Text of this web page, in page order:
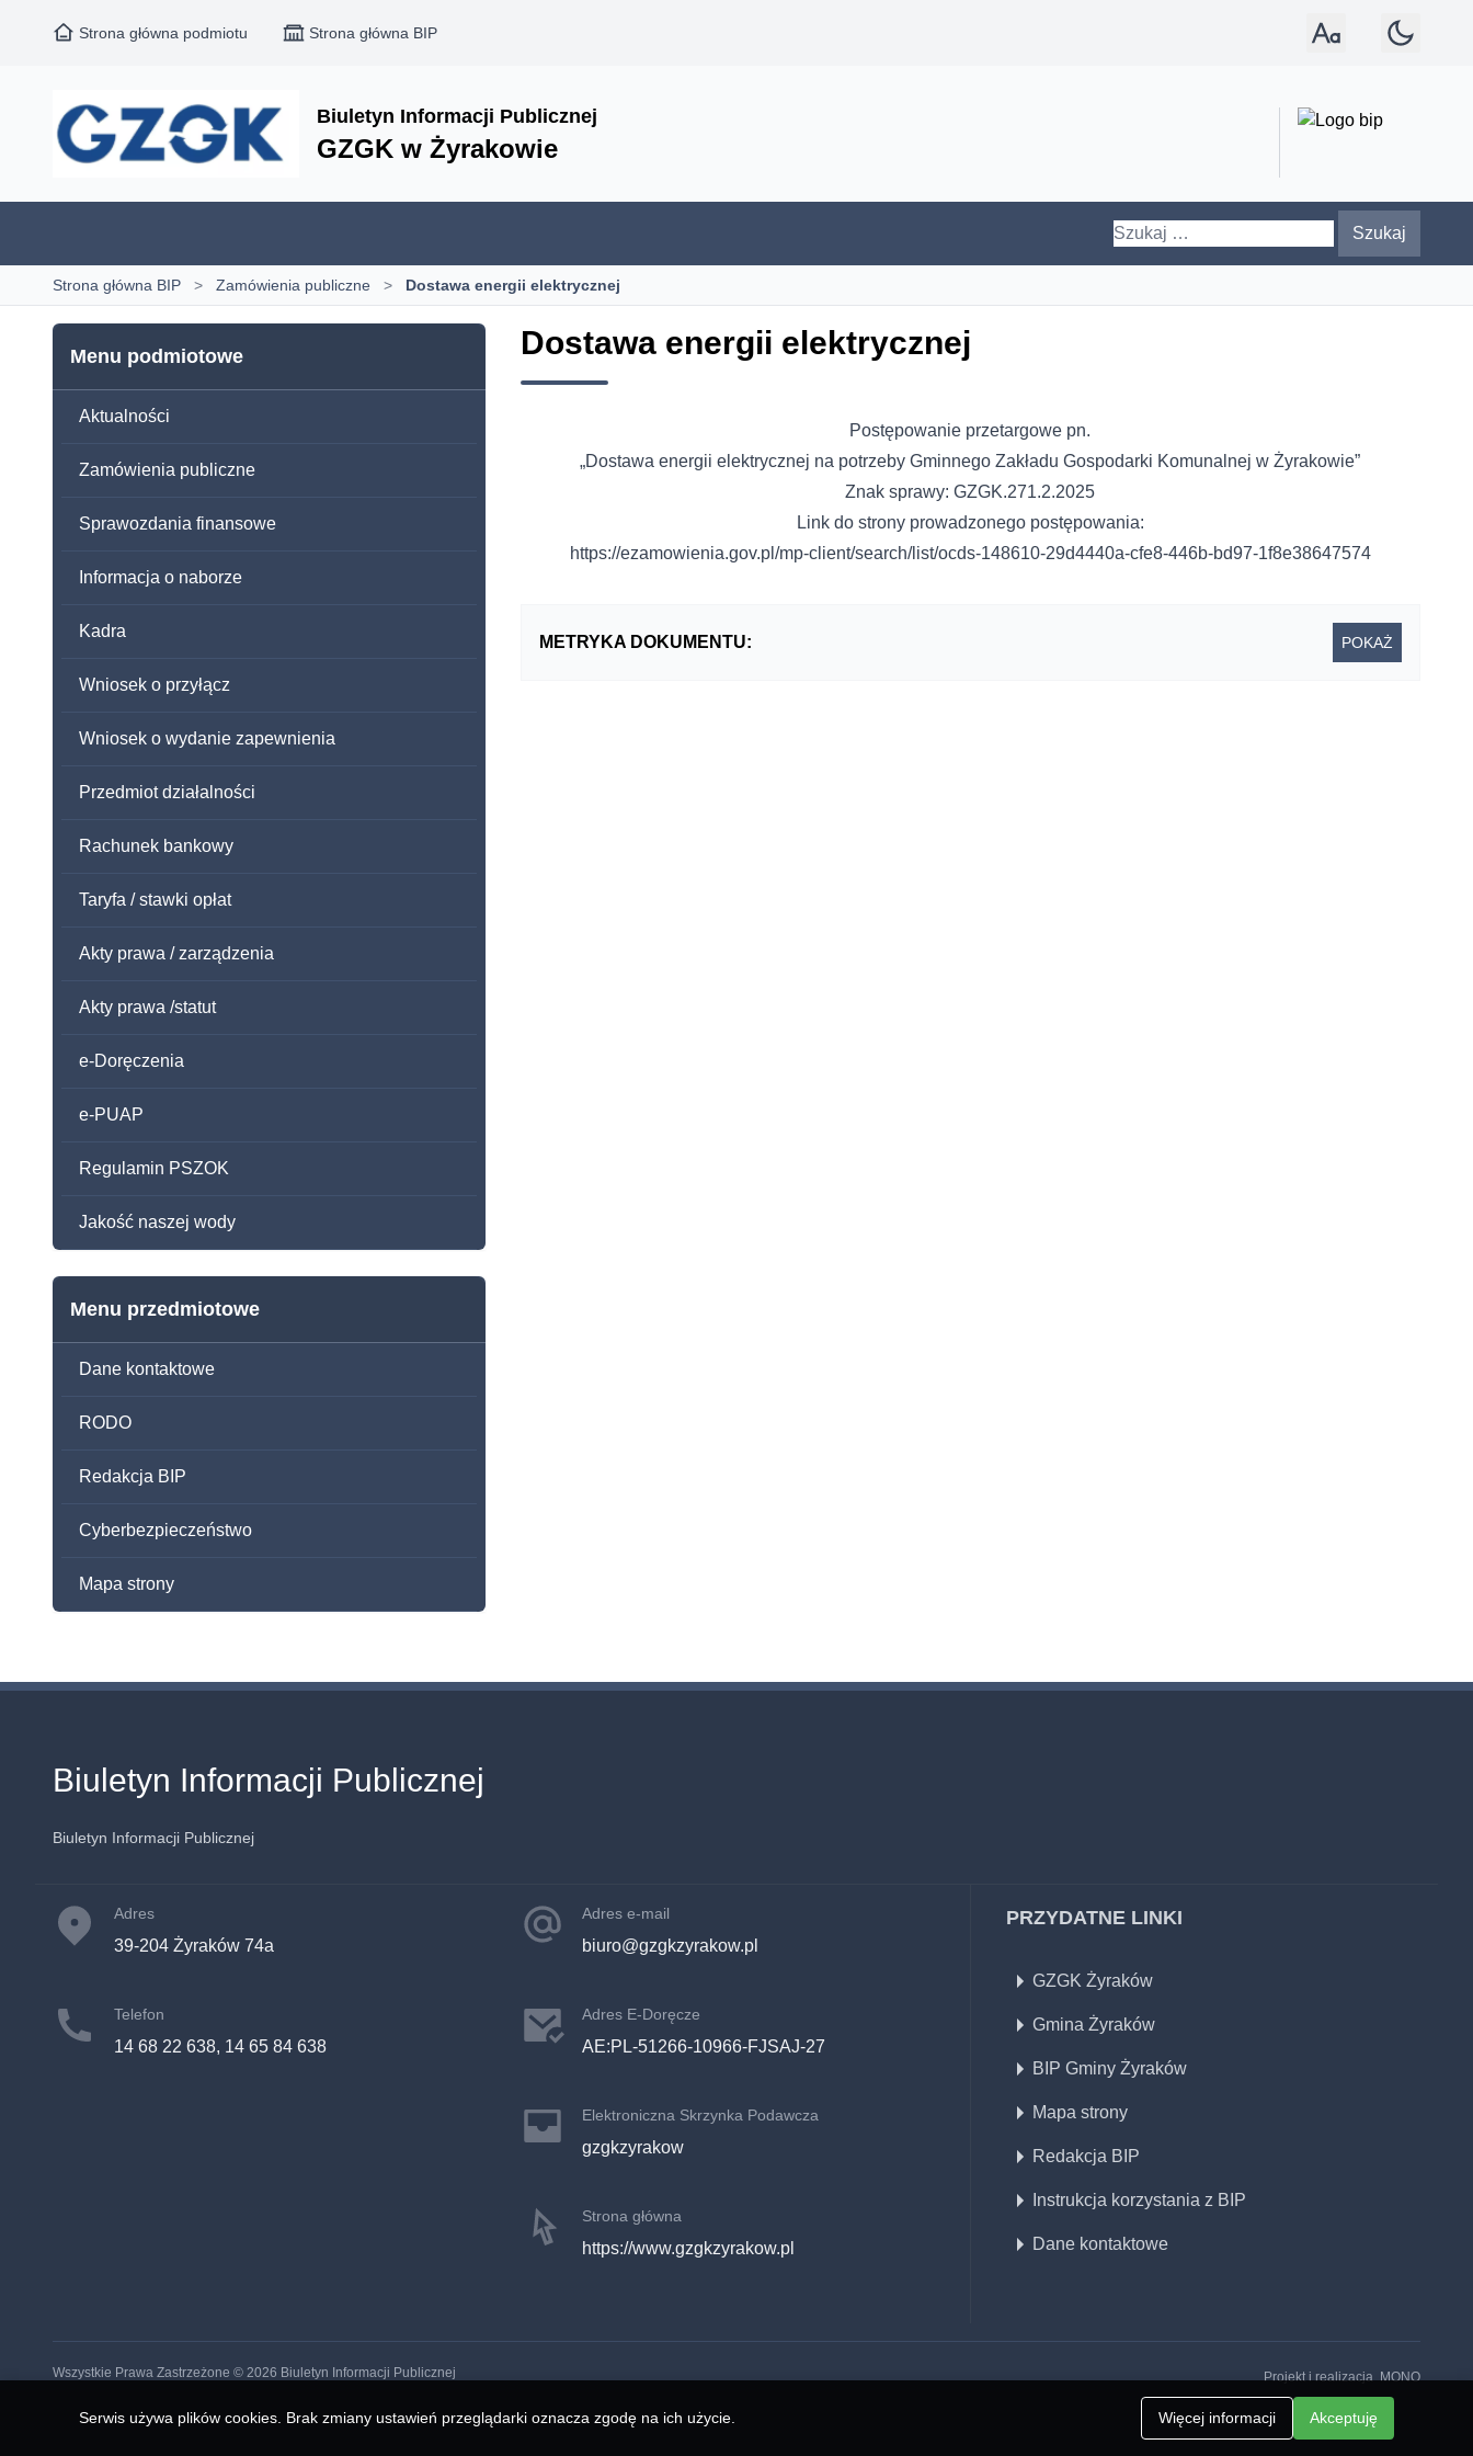
Strona główna podmiotu Strona główna BIP
Rozmiar czcionki:
Tryb: jasny
Biuletyn Informacji Publicznej
GZGK w Żyrakowie
Szukaj:
Strona główna BIP > Zamówienia publiczne > Dostawa energii elektrycznej
Menu podmiotowe
Aktualności
Zamówienia publiczne
Sprawozdania finansowe
Informacja o naborze
Kadra
Wniosek o przyłącz
Wniosek o wydanie zapewnienia
Przedmiot działalności
Rachunek bankowy
Taryfa / stawki opłat
Akty prawa / zarządzenia
Akty prawa /statut
e-Doręczenia
e-PUAP
Regulamin PSZOK
Jakość naszej wody
Menu przedmiotowe
Dane kontaktowe
RODO
Redakcja BIP
Cyberbezpieczeństwo
Mapa strony
Dostawa energii elektrycznej
Postępowanie przetargowe pn.
„Dostawa energii elektrycznej na potrzeby Gminnego Zakładu Gospodarki Komunalnej w Żyrakowie”
Znak sprawy: GZGK.271.2.2025
Link do strony prowadzonego postępowania:
https://ezamowienia.gov.pl/mp-client/search/list/ocds-148610-29d4440a-cfe8-446b-bd97-1f8e38647574
METRYKA DOKUMENTU: POKAŻ
Biuletyn Informacji Publicznej
Biuletyn Informacji Publicznej
Adres
39-204 Żyraków 74a
Telefon
14 68 22 638, 14 65 84 638
Adres e-mail
biuro@gzgkzyrakow.pl
Adres E-Doręcze
AE:PL-51266-10966-FJSAJ-27
Elektroniczna Skrzynka Podawcza
gzgkzyrakow
Strona główna
https://www.gzgkzyrakow.pl
PRZYDATNE LINKI
GZGK Żyraków
Gmina Żyraków
BIP Gminy Żyraków
Mapa strony
Redakcja BIP
Instrukcja korzystania z BIP
Dane kontaktowe
Wszystkie Prawa Zastrzeżone © 2026 Biuletyn Informacji Publicznej Projekt i realizacjaMONO
Serwis używa plików cookies. Brak zmiany ustawień przeglądarki oznacza zgodę na ich użycie. Więcej informacji Akceptuję